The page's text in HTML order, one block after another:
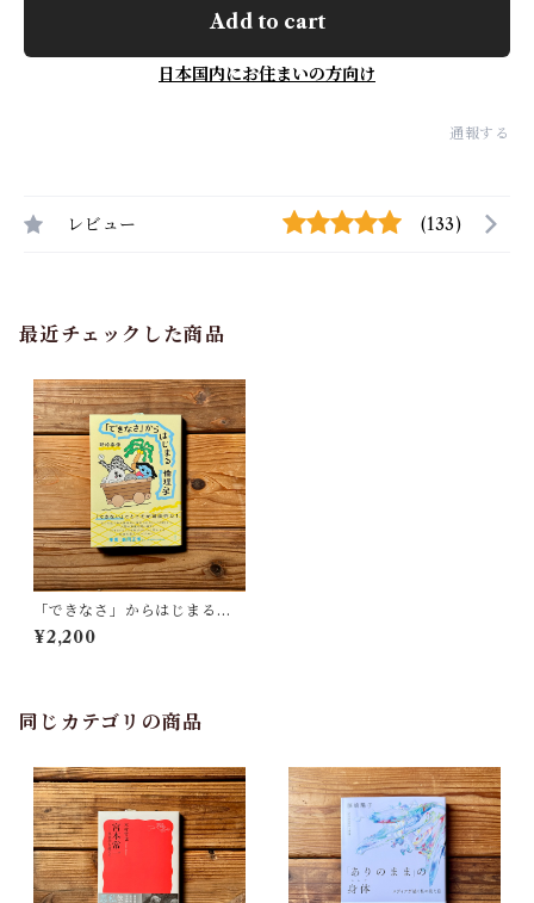
Add to cart
日本国内にお住まいの方向け
通報する
レビュー (133)
最近チェックした商品
「できなさ」からはじまる倫
理学｜野崎 泰伸
¥2,200
同じカテゴリの商品